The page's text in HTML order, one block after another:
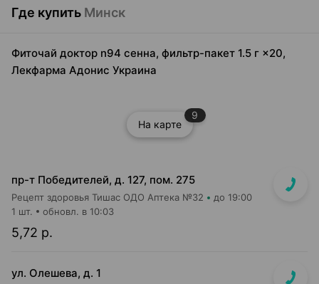
Где купить Минск
Фиточай доктор n94 сенна, фильтр-пакет 1.5 г ×20,
Лекфарма Адонис Украина
На карте
9
пр-т Победителей, д. 127, пом. 275
Рецепт здоровья Тишас ОДО Аптека №32 до 19:00
5,72 р.
1 шт. обновл. в 10:03
ул. Олешева, д. 1